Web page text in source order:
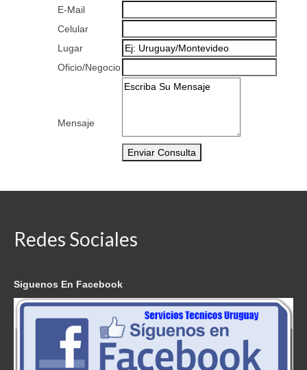
E-Mail
Celular
Lugar
Oficio/Negocio
Mensaje
Redes Sociales
Siguenos En Facebook